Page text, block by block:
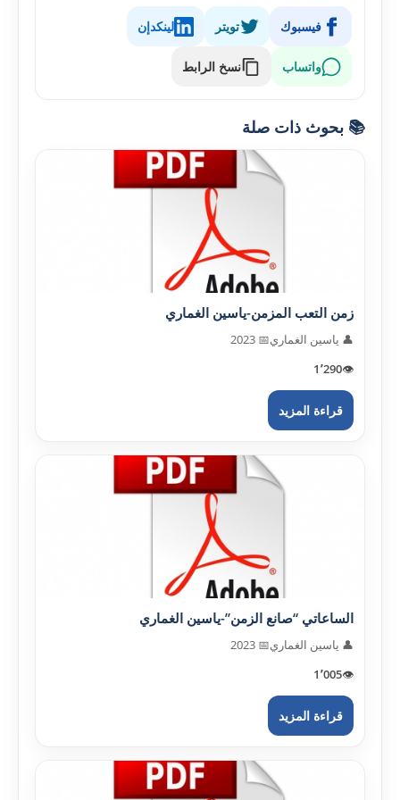
فيسبوك تويتر لينكدإن
واتساب نسخ الرابط
📚 بحوث ذات صلة
زمن التعب المزمن-ياسين الغماري
👤 ياسين الغماري📅 2023
👁️1٬290
قراءة المزيد
الساعاتي “صانع الزمن”-ياسين الغماري
👤 ياسين الغماري📅 2023
👁️1٬005
قراءة المزيد